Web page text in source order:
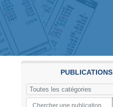
PUBLICATIONS